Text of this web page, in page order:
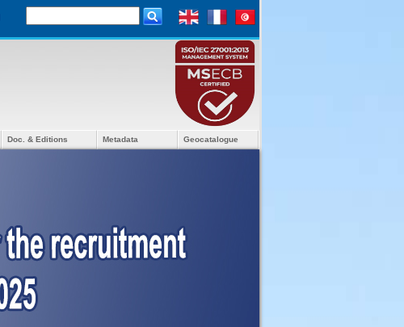
Doc. & Editions Metadata Geocatalogue